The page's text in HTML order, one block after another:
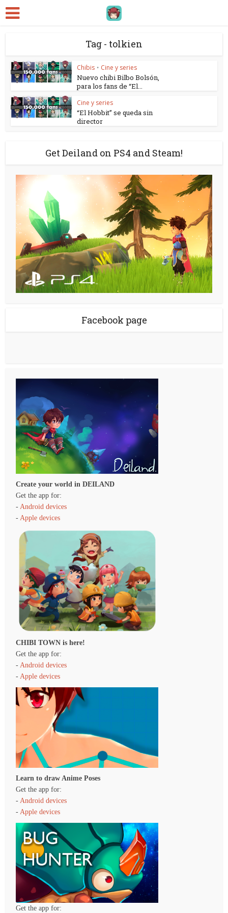
Tag - tolkien
Chibis • Cine y series
Nuevo chibi Bilbo Bolsón,
para los fans de “El...
Cine y series
“El Hobbit” se queda sin
director
Get Deiland on PS4 and Steam!
Facebook page
Create your world in DEILAND
Get the app for:
-Android devices
-Apple devices
CHIBI TOWN is here!
Get the app for:
-Android devices
-Apple devices
Learn to draw Anime Poses
Get the app for:
- Android devices
- Apple devices
Get the app for: